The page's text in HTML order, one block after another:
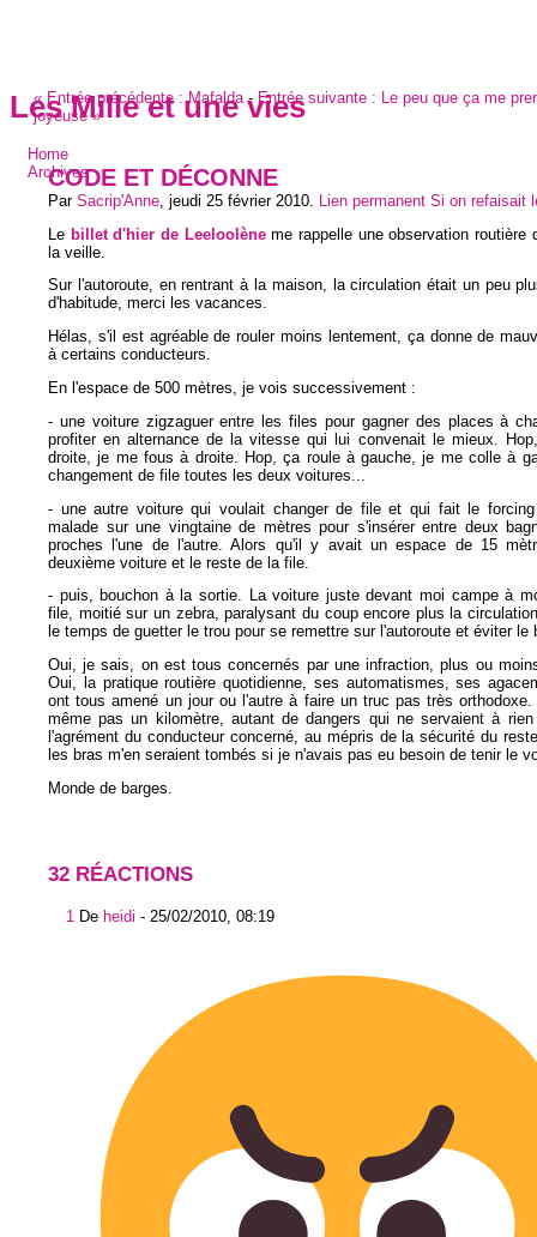
Les Mille et une vies
Home
Archives
« Entrée précédente :Mafalda - Entrée suivante :
Le peu que ça me
joyeuse»
CODE ET DÉCONNE
Par Sacrip'Anne jeudi 25 février 2010 Lien permanent Si on refaisait
Le billet d'hier de Leeloolèneme rappelle une observation routière
la veille.
Sur l'autoroute, en rentrant à la maison, la circulation était un peu
d'habitude, merci les vacances.
Hélas, s'il est agréable de rouler moins lentement, ça donne de
à certains conducteurs.
En l'espace de 500 mètres, je vois successivement :
- une voiture zigzaguer entre les files pour gagner des places à
profiter en alternance de la vitesse qui lui convenait le mieux.
droite, je me fous à droite. Hop, ça roule à gauche, je me colle à
changement de file toutes les deux voitures...
- une autre voiture qui voulait changer de file et qui fait le
malade sur une vingtaine de mètres pour s'insérer entre deux
proches l'une de l'autre. Alors qu'il y avait un espace de 15
deuxième voiture et le reste de la file.
- puis, bouchon à la sortie. La voiture juste devant moi campe à
file, moitié sur un zebra, paralysant du coup encore plus la
le temps de guetter le trou pour se remettre sur l'autoroute et éviter le
Oui, je sais, on est tous concernés par une infraction, plus ou
Oui, la pratique routière quotidienne, ses automatismes, ses
ont tous amené un jour ou l'autre à faire un truc pas très
même pas un kilomètre, autant de dangers qui ne servaient à rien
l'agrément du conducteur concerné, au mépris de la sécurité du
les bras m'en seraient tombés si je n'avais pas eu besoin de tenir le
Monde de barges.
32 RÉACTIONS
1 De heidi - 25/02/2010, 08:19